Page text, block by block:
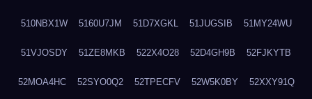
510NBX1W 5160U7JM 51D7XGKL 51JUGSIB 51MY24WU
51VJOSDY 51ZE8MKB 522X4O28 52D4GH9B 52FJKYTB
52MOA4HC 52SYO0Q2 52TPECFV 52W5K0BY 52XXY91Q